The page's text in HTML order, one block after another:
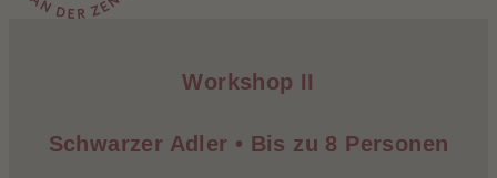
Workshop II
Schwarzer Adler • Bis zu 8 Personen